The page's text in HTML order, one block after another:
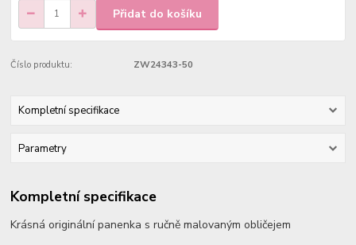
Přidat do košíku
Číslo produktu: ZW24343-50
Kompletní specifikace
Parametry
Kompletní specifikace
Krásná originální panenka s ručně malovaným obličejem